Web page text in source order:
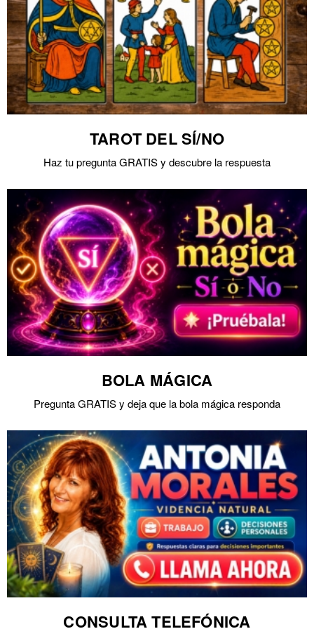
TAROT DEL SÍ/NO
Haz tu pregunta GRATIS y descubre la respuesta
BOLA MÁGICA
Pregunta GRATIS y deja que la bola mágica responda
CONSULTA TELEFÓNICA